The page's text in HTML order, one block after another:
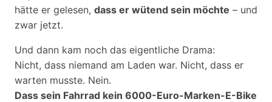
hätte er gelesen, dass er wütend sein möchte – und
zwar jetzt.
Und dann kam noch das eigentliche Drama:
Nicht, dass niemand am Laden war. Nicht, dass er
warten musste. Nein.
Dass sein Fahrrad kein 6000-Euro-Marken-E-Bike